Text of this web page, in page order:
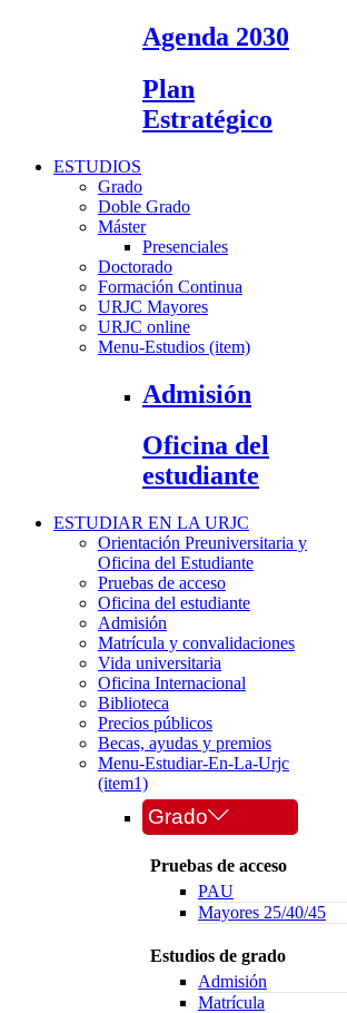
Agenda 2030
Plan
Estratégico
ESTUDIOS
Grado
Doble Grado
Máster
Presenciales
Doctorado
Formación Continua
URJC Mayores
URJC online
Menu-Estudios (item)
Admisión
Oficina del
estudiante
ESTUDIAR EN LA URJC
Orientación Preuniversitaria y
Oficina del Estudiante
Pruebas de acceso
Oficina del estudiante
Admisión
Matrícula y convalidaciones
Vida universitaria
Oficina Internacional
Biblioteca
Precios públicos
Becas, ayudas y premios
Menu-Estudiar-En-La-Urjc
(item1)
Grado
Pruebas de acceso
PAU
Mayores 25/40/45
Estudios de grado
Admisión
Matrícula